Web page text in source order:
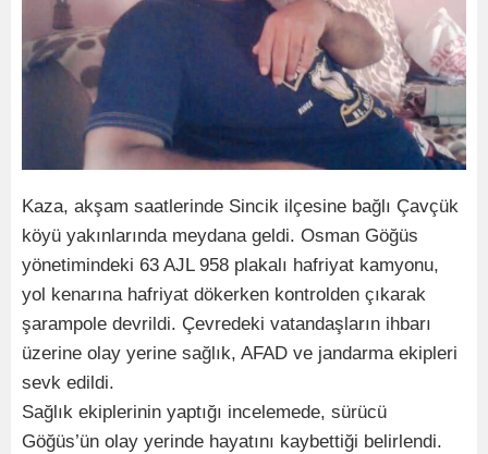
Kaza, akşam saatlerinde Sincik ilçesine bağlı Çavçük
köyü yakınlarında meydana geldi. Osman Göğüs
yönetimindeki 63 AJL 958 plakalı hafriyat kamyonu,
yol kenarına hafriyat dökerken kontrolden çıkarak
şarampole devrildi. Çevredeki vatandaşların ihbarı
üzerine olay yerine sağlık, AFAD ve jandarma ekipleri
sevk edildi.
Sağlık ekiplerinin yaptığı incelemede, sürücü
Göğüs’ün olay yerinde hayatını kaybettiği belirlendi.